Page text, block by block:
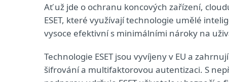
Ať už jde o ochranu koncových zařízení,
ESET, které využívají technologie umělé
vysoce efektivní s minimálními nároky na
Technologie ESET jsou vyvíjeny v EU a
šifrování a multifaktorovou autentizaci. S